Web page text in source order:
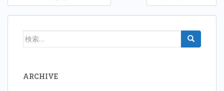
稿
ナ
検
ARCHIVE